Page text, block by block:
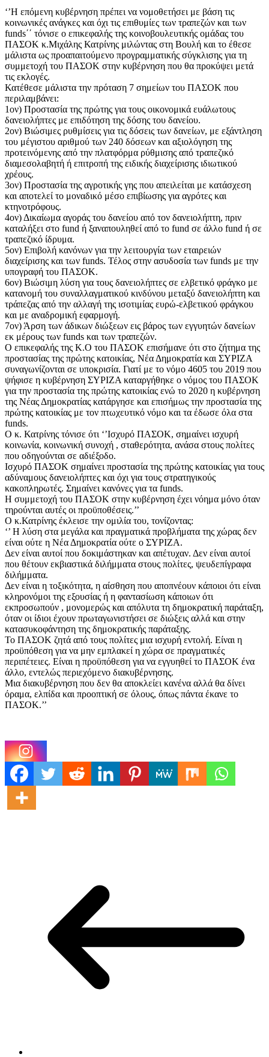
‘’Η επόμενη κυβέρνηση πρέπει να νομοθετήσει με βάση τις
κοινωνικές ανάγκες και όχι τις επιθυμίες των τραπεζών και των
funds΄΄ τόνισε ο επικεφαλής της κοινοβουλευτικής ομάδας του
ΠΑΣΟΚ κ.Μιχάλης Κατρίνης μιλώντας στη Βουλή και το έθεσε
μάλιστα ως προαπαιτούμενο προγραμματικής σύγκλισης για τη
συμμετοχή του ΠΑΣΟΚ στην κυβέρνηση που θα προκύψει μετά
τις εκλογές.
Κατέθεσε μάλιστα την πρόταση 7 σημείων του ΠΑΣΟΚ που
περιλαμβάνει:
1ον) Προστασία της πρώτης για τους οικονομικά ευάλωτους
δανειολήπτες με επιδότηση της δόσης του δανείου.
2ον) Βιώσιμες ρυθμίσεις για τις δόσεις των δανείων, με εξάντληση
του μέγιστου αριθμού των 240 δόσεων και αξιολόγηση της
προτεινόμενης από την πλατφόρμα ρύθμισης από τραπεζικό
διαμεσολαβητή ή επιτροπή της ειδικής διαχείρισης ιδιωτικού
χρέους.
3ον) Προστασία της αγροτικής γης που απειλείται με κατάσχεση
και αποτελεί το μοναδικό μέσο επιβίωσης για αγρότες και
κτηνοτρόφους.
4ον) Δικαίωμα αγοράς του δανείου από τον δανειολήπτη, πριν
καταλήξει στο fund ή ξαναπουληθεί από το fund σε άλλο fund ή σε
τραπεζικό ίδρυμα.
5ον) Επιβολή κανόνων για την λειτουργία των εταιρειών
διαχείρισης και των funds. Τέλος στην ασυδοσία των funds με την
υπογραφή του ΠΑΣΟΚ.
6ον) Βιώσιμη λύση για τους δανειολήπτες σε ελβετικό φράγκο με
κατανομή του συναλλαγματικού κινδύνου μεταξύ δανειολήπτη και
τράπεζας από την αλλαγή της ισοτιμίας ευρώ-ελβετικού φράγκου
και με αναδρομική εφαρμογή.
7ον) Άρση των άδικων διώξεων εις βάρος των εγγυητών δανείων
εκ μέρους των funds και των τραπεζών.
Ο επικεφαλής της Κ.Ο του ΠΑΣΟΚ επισήμανε ότι στο ζήτημα της
προστασίας της πρώτης κατοικίας, Νέα Δημοκρατία και ΣΥΡΙΖΑ
συναγωνίζονται σε υποκρισία. Γιατί με το νόμο 4605 του 2019 που
ψήφισε η κυβέρνηση ΣΥΡΙΖΑ καταργήθηκε ο νόμος του ΠΑΣΟΚ
για την προστασία της πρώτης κατοικίας ενώ το 2020 η κυβέρνηση
της Νέας Δημοκρατίας κατάργησε και επισήμως την προστασία της
πρώτης κατοικίας με τον πτωχευτικό νόμο και τα έδωσε όλα στα
funds.
Ο κ. Κατρίνης τόνισε ότι ‘’Ισχυρό ΠΑΣΟΚ, σημαίνει ισχυρή
κοινωνία, κοινωνική συνοχή , σταθερότητα, ανάσα στους πολίτες
που οδηγούνται σε αδιέξοδο.
Ισχυρό ΠΑΣΟΚ σημαίνει προστασία της πρώτης κατοικίας για τους
αδύναμους δανειολήπτες και όχι για τους στρατηγικούς
κακοπληρωτές. Σημαίνει κανόνες για τα funds.
Η συμμετοχή του ΠΑΣΟΚ στην κυβέρνηση έχει νόημα μόνο όταν
τηρούνται αυτές οι προϋποθέσεις.’’
Ο κ.Κατρίνης έκλεισε την ομιλία του, τονίζοντας:
‘’ Η λύση στα μεγάλα και πραγματικά προβλήματα της χώρας δεν
είναι ούτε η Νέα Δημοκρατία ούτε ο ΣΥΡΙΖΑ.
Δεν είναι αυτοί που δοκιμάστηκαν και απέτυχαν. Δεν είναι αυτοί
που θέτουν εκβιαστικά διλήμματα στους πολίτες, ψευδεπίγραφα
διλήμματα.
Δεν είναι η τοξικότητα, η αίσθηση που αποπνέουν κάποιοι ότι είναι
κληρονόμοι της εξουσίας ή η φαντασίωση κάποιων ότι
εκπροσωπούν , μονομερώς και απόλυτα τη δημοκρατική παράταξη,
όταν οι ίδιοι έχουν πρωταγωνιστήσει σε διώξεις αλλά και στην
κατασυκοφάντηση της δημοκρατικής παράταξης.
Το ΠΑΣΟΚ ζητά από τους πολίτες μια ισχυρή εντολή. Είναι η
προϋπόθεση για να μην εμπλακεί η χώρα σε πραγματικές
περιπέτειες. Είναι η προϋπόθεση για να εγγυηθεί το ΠΑΣΟΚ ένα
άλλο, εντελώς περιεχόμενο διακυβέρνησης.
Μια διακυβέρνηση που δεν θα αποκλείει κανένα αλλά θα δίνει
όραμα, ελπίδα και προοπτική σε όλους, όπως πάντα έκανε το
ΠΑΣΟΚ.’’